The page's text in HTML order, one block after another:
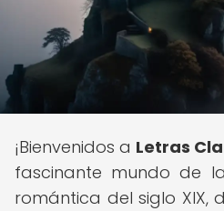
¡Bienvenidos a Letras
fascinante mundo de
romántica del siglo XIX,